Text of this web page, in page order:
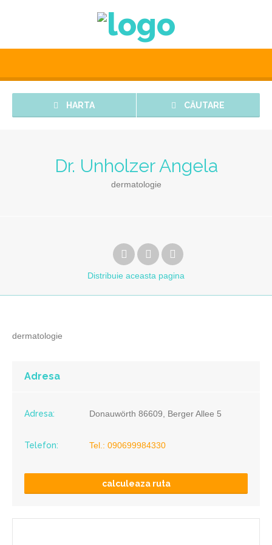
HARTA CĂUTARE
Dr. Unholzer Angela
dermatologie
Distribuie aceasta pagina
dermatologie
Adresa
Adresa: Donauwörth 86609, Berger Allee 5
Telefon: Tel.: 090699984330
calculeaza ruta